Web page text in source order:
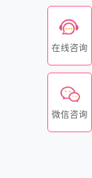
在线咨询
微信咨询